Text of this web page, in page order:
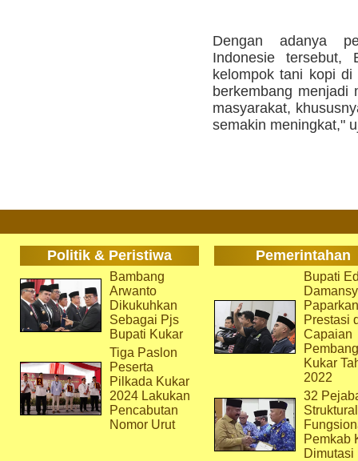
Dengan adanya
Indonesie tersebut,
kelompok tani kopi
berkembang menjadi
masyarakat,
semakin meningkat,"
Politik & Peristiwa Pemerintahan
Bambang
Arwanto
Dikukuhkan
Sebagai Pjs
Bupati Kukar
Tiga Paslon
Peserta
Pilkada Kukar
2024 Lakukan
Pencabutan
Nomor Urut
Bupati
Paparkan
Prestasi
Capaian
Kukar
2022
32
Pemkab
Dimutasi